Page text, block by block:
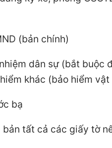
(bản chính)
dân sự (bắt buộc
khác (bảo hiểm
bạ
bản tất cả các giấy tờ